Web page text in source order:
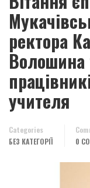
ректора
учителя
Categories
БЕЗ КАТЕГОРІЇ
0